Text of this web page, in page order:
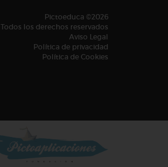
Pictoeduca ©2026
Todos los derechos reservados
Aviso Legal
Política de privacidad
Política de Cookies